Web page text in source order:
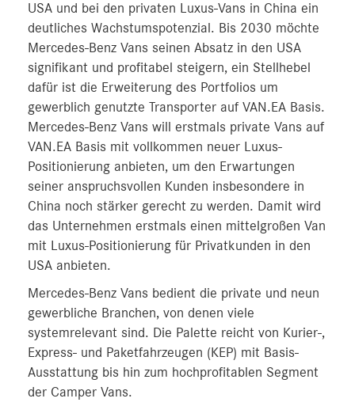
USA und bei den privaten Luxus-Vans in China ein
deutliches Wachstumspotenzial. Bis 2030 möchte
Mercedes-Benz Vans seinen Absatz in den USA
signifikant und profitabel steigern, ein Stellhebel
dafür ist die Erweiterung des Portfolios um
gewerblich genutzte Transporter auf VAN.EA Basis.
Mercedes-Benz Vans will erstmals private Vans auf
VAN.EA Basis mit vollkommen neuer Luxus-
Positionierung anbieten, um den Erwartungen
seiner anspruchsvollen Kunden insbesondere in
China noch stärker gerecht zu werden. Damit wird
das Unternehmen erstmals einen mittelgroßen Van
mit Luxus-Positionierung für Privatkunden in den
USA anbieten.
Mercedes‑Benz Vans bedient die private und neun
gewerbliche Branchen, von denen viele
systemrelevant sind. Die Palette reicht von Kurier-,
Express- und Paketfahrzeugen (KEP) mit Basis-
Ausstattung bis hin zum hochprofitablen Segment
der Camper Vans.